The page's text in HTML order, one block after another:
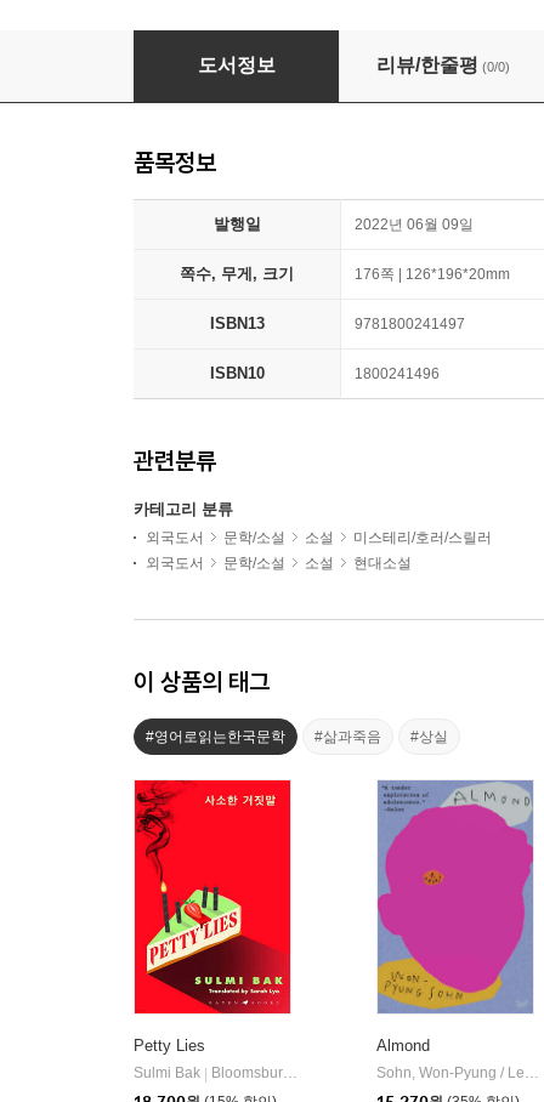
도서정보 리뷰/한줄평 (0/0)
품목정보
발행일 2022년 06월 09일
쪽수, 무게, 크기 176쪽 | 126*196*20mm
ISBN13 9781800241497
ISBN10 1800241496
관련분류
카테고리 분류
외국도서 문학/소설 소설
미스테리/호러/스릴러
외국도서
문학/소설 소설 현대소설
이 상품의 태그
#영어로읽는한국문학 #삶과죽음 #상실
Petty Lies
Sulmi Bak
Bloomsbury Publishing PLC
Almond
Sohn, Won-Pyung / Lee, Sandy Joosun